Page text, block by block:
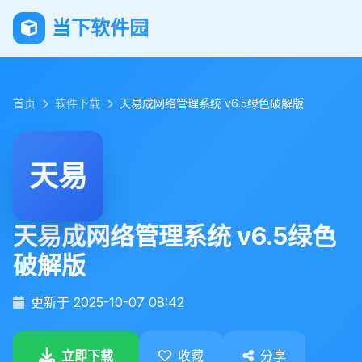
当下软件园
首页 软件下载 天易成网络管理系统 v6.5绿色破解版
天易
天易成网络管理系统 v6.5绿色
破解版
更新于 2025-10-07 08:42
立即下载 收藏 分享